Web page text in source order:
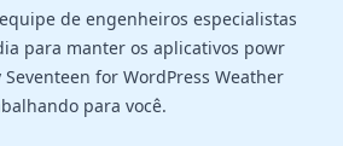
de engenheiros especialistas
para manter os aplicativos powr
for WordPress Weather
para você.